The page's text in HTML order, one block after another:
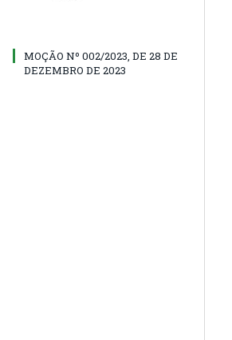
MOÇÃO Nº 002/2023, DE 28 DE
DEZEMBRO DE 2023